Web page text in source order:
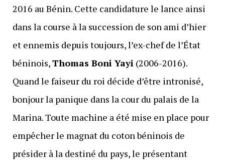
2016 au Bénin. Cette candidature le lance ainsi
dans la course à la succession de son ami d’hier
et ennemis depuis toujours, l’ex-chef de l’État
béninois,Thomas Boni Yayi(2006-2016).
Quand le faiseur du roi décide d’être intronisé,
bonjour la panique dans la cour du palais de la
Marina. Toute machine a été mise en place pour
empêcher le magnat du coton béninois de
présider à la destiné du pays, le présentant